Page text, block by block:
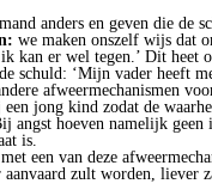
anders en geven die de
we maken onszelf wijs dat
kan er wel tegen.’ Dit heet
schuld: ‘Mijn vader heeft
afweermechanismen
jong kind zodat de
angst hoeven namelijk
is.
een van deze
zult worden, liever